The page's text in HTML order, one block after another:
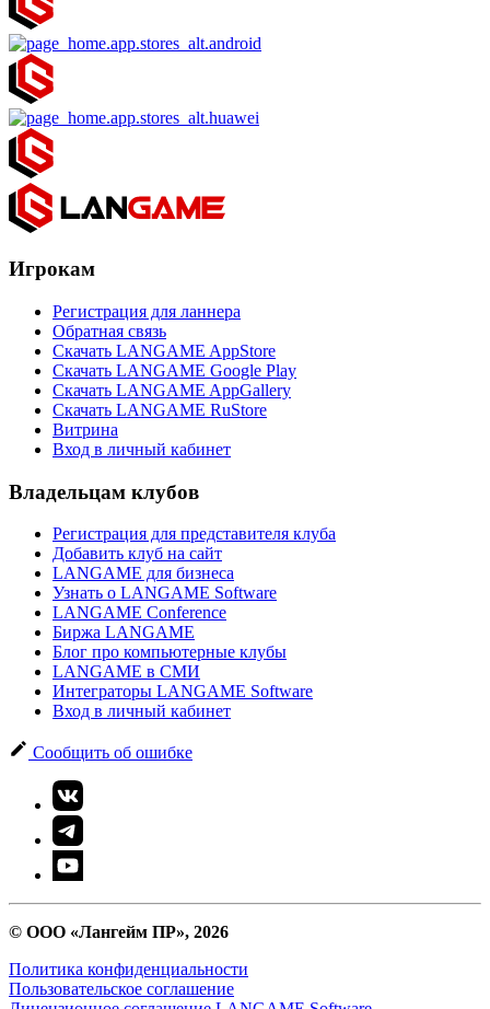
Игрокам
Регистрация для ланнера
Обратная связь
Скачать LANGAME AppStore
Скачать LANGAME Google Play
Скачать LANGAME AppGallery
Скачать LANGAME RuStore
Витрина
Вход в личный кабинет
Владельцам клубов
Регистрация для представителя клуба
Добавить клуб на сайт
LANGAME для бизнеса
Узнать о LANGAME Software
LANGAME Conference
Биржа LANGAME
Блог про компьютерные клубы
LANGAME в СМИ
Интеграторы LANGAME Software
Вход в личный кабинет
Сообщить об ошибке
© ООО «Лангейм ПР», 2026
Политика конфиденциальности
Пользовательское соглашение